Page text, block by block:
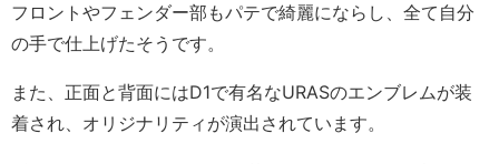
フロントやフェンダー部もパテで綺麗にならし、全て自分
の手で仕上げたそうです。
また、正面と背面にはD1で有名なURASのエンブレムが装
着され、オリジナリティが演出されています。